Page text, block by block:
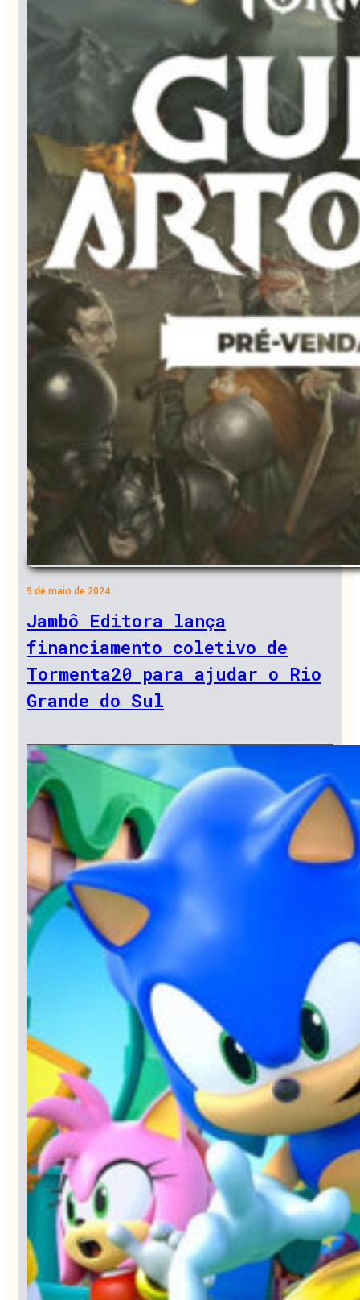
9 de maio de 2024
Jambô Editora lança
financiamento coletivo de
Tormenta20 para ajudar o Rio
Grande do Sul